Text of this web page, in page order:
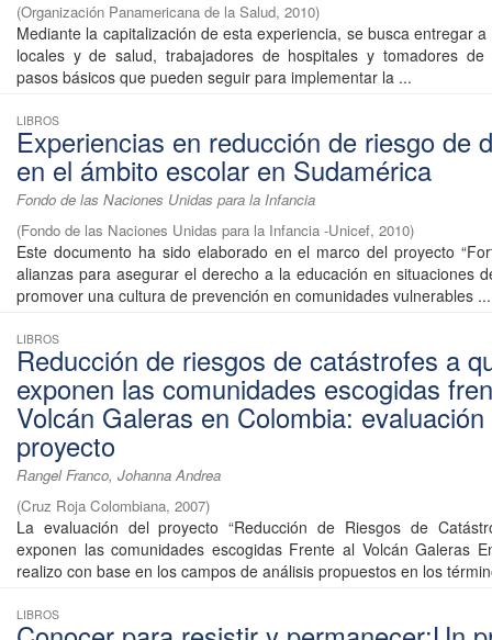
(Organización Panamericana de la Salud, 2010)
Mediante la capitalización de esta experiencia, se busca entregar
locales y de salud, trabajadores de hospitales y tomadores de
pasos básicos que pueden seguir para implementar la ...
LIBROS
Experiencias en reducción de riesgo de
en el ámbito escolar en Sudamérica
Fondo de las Naciones Unidas para la Infancia
(Fondo de las Naciones Unidas para la Infancia -Unicef, 2010)
Este documento ha sido elaborado en el marco del proyecto
alianzas para asegurar el derecho a la educación en situaciones
promover una cultura de prevención en comunidades vulnerables ...
LIBROS
Reducción de riesgos de catástrofes a
exponen las comunidades escogidas
Volcán Galeras en Colombia:
proyecto
Rangel Franco, Johanna Andrea
(Cruz Roja Colombiana, 2007)
La evaluación del proyecto “Reducción de Riesgos de
exponen las comunidades escogidas Frente al Volcán Galeras
realizo con base en los campos de análisis propuestos en los
LIBROS